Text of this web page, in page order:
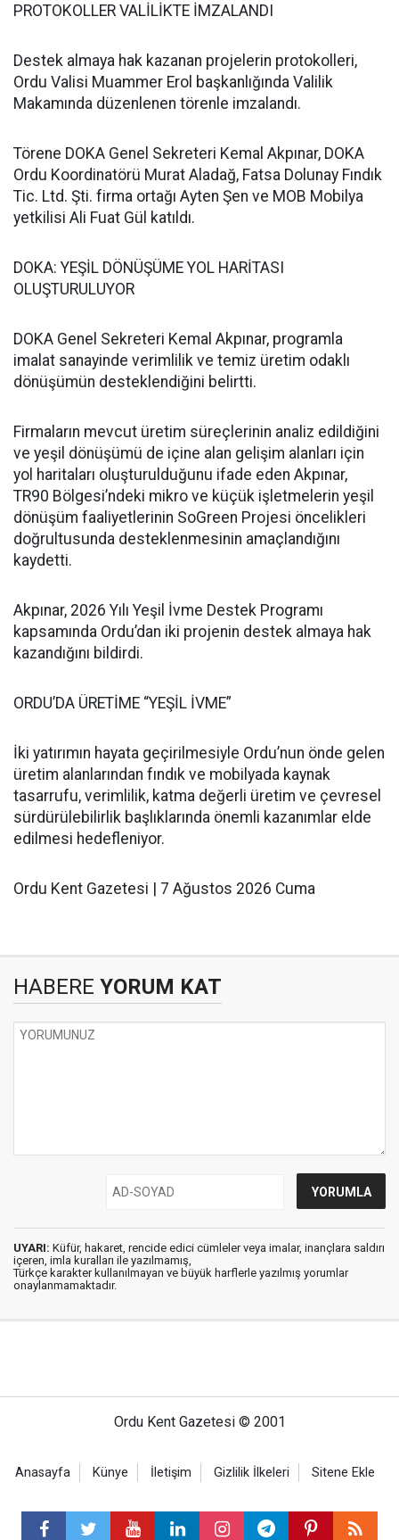
PROTOKOLLER VALİLİKTE İMZALANDI
Destek almaya hak kazanan projelerin protokolleri,
Ordu Valisi Muammer Erol başkanlığında Valilik
Makamında düzenlenen törenle imzalandı.
Törene DOKA Genel Sekreteri Kemal Akpınar, DOKA
Ordu Koordinatörü Murat Aladağ, Fatsa Dolunay Fındık
Tic. Ltd. Şti. firma ortağı Ayten Şen ve MOB Mobilya
yetkilisi Ali Fuat Gül katıldı.
DOKA: YEŞİL DÖNÜŞÜME YOL HARİTASI
OLUŞTURULUYOR
DOKA Genel Sekreteri Kemal Akpınar, programla
imalat sanayinde verimlilik ve temiz üretim odaklı
dönüşümün desteklendiğini belirtti.
Firmaların mevcut üretim süreçlerinin analiz edildiğini
ve yeşil dönüşümü de içine alan gelişim alanları için
yol haritaları oluşturulduğunu ifade eden Akpınar,
TR90 Bölgesi’ndeki mikro ve küçük işletmelerin yeşil
dönüşüm faaliyetlerinin SoGreen Projesi öncelikleri
doğrultusunda desteklenmesinin amaçlandığını
kaydetti.
Akpınar, 2026 Yılı Yeşil İvme Destek Programı
kapsamında Ordu’dan iki projenin destek almaya hak
kazandığını bildirdi.
ORDU’DA ÜRETİME “YEŞİL İVME”
İki yatırımın hayata geçirilmesiyle Ordu’nun önde gelen
üretim alanlarından fındık ve mobilyada kaynak
tasarrufu, verimlilik, katma değerli üretim ve çevresel
sürdürülebilirlik başlıklarında önemli kazanımlar elde
edilmesi hedefleniyor.
Ordu Kent Gazetesi | 7 Ağustos 2026 Cuma
HABERE YORUM KAT
UYARI: Küfür, hakaret, rencide edici cümleler veya imalar, inançlara saldırı
içeren, imla kuralları ile yazılmamış,
Türkçe karakter kullanılmayan ve büyük harflerle yazılmış yorumlar
onaylanmamaktadır.
Ordu Kent Gazetesi © 2001
Anasayfa Künye İletişim Gizlilik İlkeleri Sitene Ekle